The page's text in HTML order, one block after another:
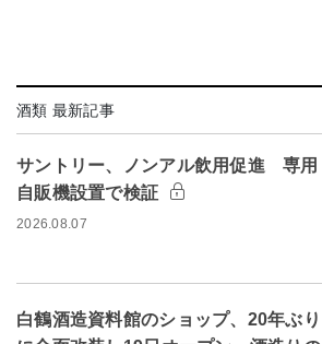
酒類 最新記事
サントリー、ノンアル飲用促進 専用
自販機設置で検証
2026.08.07
白鶴酒造資料館のショップ、20年ぶり